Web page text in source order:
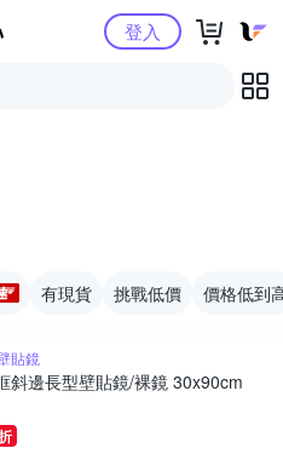
Yahoo購物中心登入
有現貨 挑戰低價 價格低到
貼鏡
斜邊長型壁貼鏡/裸鏡 30x90cm